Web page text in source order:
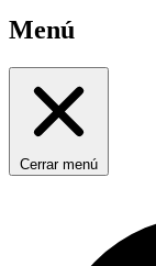
Menú
Cerrar menú